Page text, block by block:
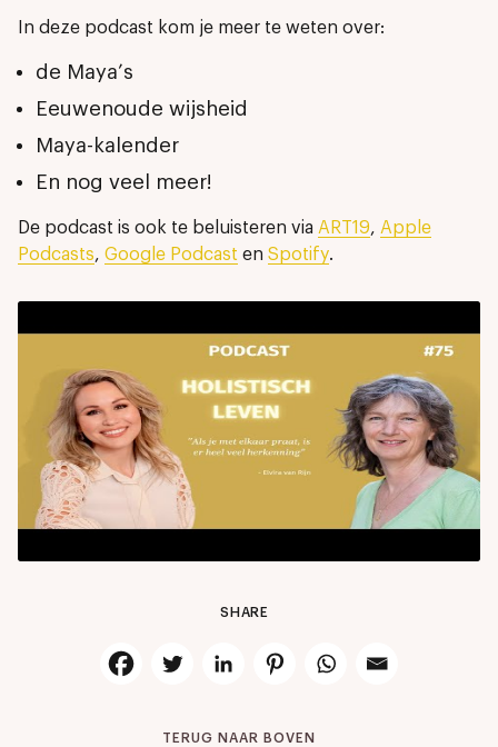
In deze podcast kom je meer te weten over:
de Maya’s
Eeuwenoude wijsheid
Maya-kalender
En nog veel meer!
De podcast is ook te beluisteren via ART19, Apple
Podcasts, Google Podcast en Spotify.
SHARE
TERUG NAAR BOVEN